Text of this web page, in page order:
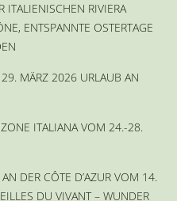
ITALIENISCHEN RIVIERA
ENTSPANNTE OSTERTAGE
MÄRZ 2026 URLAUB AN
ITALIANA VOM 24.-28.
DER CÔTE D’AZUR VOM 14.
DU VIVANT – WUNDER